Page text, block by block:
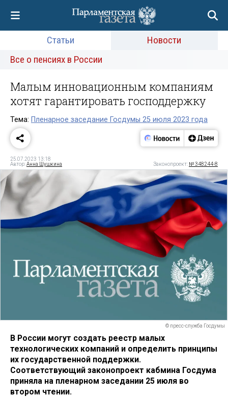
Статьи
Новости
Все о пенсиях в России
Малым инновационным компаниям
хотят гарантировать господдержку
Тема: Пленарное заседание Госдумы 25 июля 2023 года
25.07.2023 13:18
Автор:Анна Шушкина Законопроект: № 348244-8
© пресс-служба Госдумы
В России могут создать реестр малых
технологических компаний и определить принципы
их государственной поддержки.
Соответствующий законопроект кабмина Госдума
приняла на пленарном заседании 25 июля во
втором чтении.